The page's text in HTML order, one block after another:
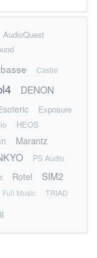
AudioQuest
Castle
DENON
Exposure
HEOS
Marantz
PS Audio
Rotel SIM2
Full Music TRIAD